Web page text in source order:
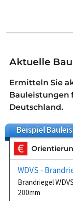
Aktuelle
Ermitteln Sie
Bauleistungen
Deutschland.
Beispiel
WDVS -
Brandriegel
200mm